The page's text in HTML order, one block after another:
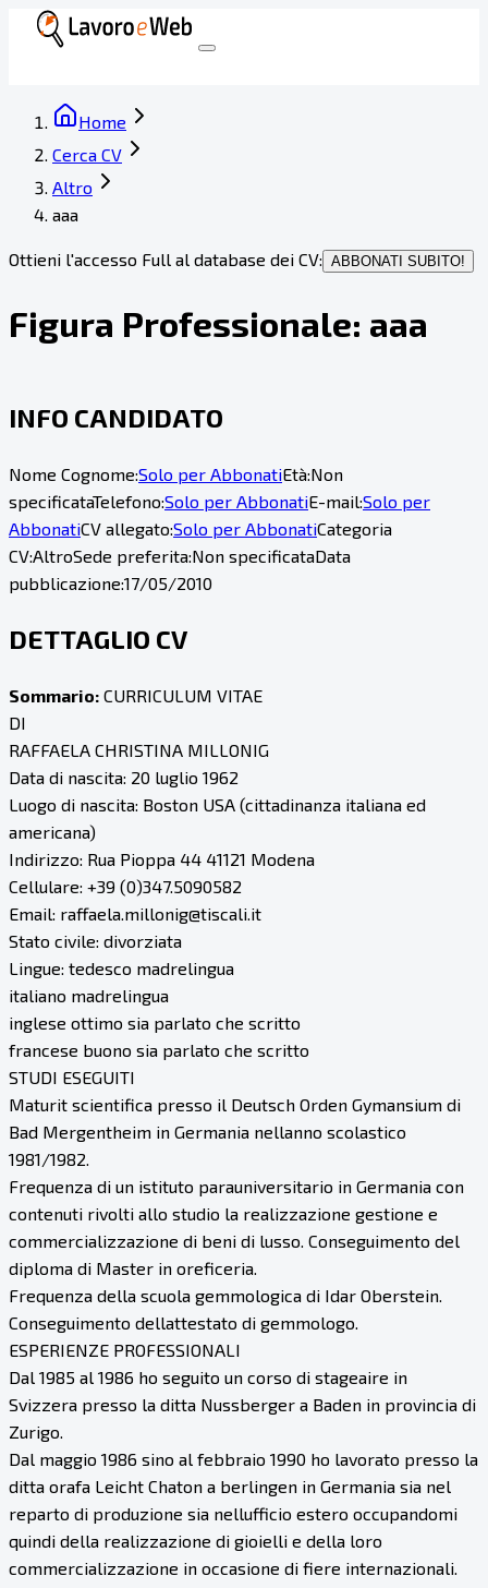
Home
Cerca CV
Altro
aaa
Ottieni l'accesso Full al database dei CV: ABBONATI SUBITO!
Figura Professionale: aaa
INFO CANDIDATO
Nome Cognome:Solo per AbbonatiEtà:Non
specificataTelefono:Solo per AbbonatiE-mail:Solo per
AbbonatiCV allegato:Solo per AbbonatiCategoria
CV:AltroSede preferita:Non specificataData
pubblicazione:17/05/2010
DETTAGLIO CV
Sommario: CURRICULUM VITAE
DI
RAFFAELA CHRISTINA MILLONIG
Data di nascita: 20 luglio 1962
Luogo di nascita: Boston USA (cittadinanza italiana ed
americana)
Indirizzo: Rua Pioppa 44 41121 Modena
Cellulare: +39 (0)347.5090582
Email: raffaela.millonig@tiscali.it
Stato civile: divorziata
Lingue: tedesco madrelingua
italiano madrelingua
inglese ottimo sia parlato che scritto
francese buono sia parlato che scritto
STUDI ESEGUITI
Maturit scientifica presso il Deutsch Orden Gymansium di
Bad Mergentheim in Germania nellanno scolastico
1981/1982.
Frequenza di un istituto parauniversitario in Germania con
contenuti rivolti allo studio la realizzazione gestione e
commercializzazione di beni di lusso. Conseguimento del
diploma di Master in oreficeria.
Frequenza della scuola gemmologica di Idar Oberstein.
Conseguimento dellattestato di gemmologo.
ESPERIENZE PROFESSIONALI
Dal 1985 al 1986 ho seguito un corso di stageaire in
Svizzera presso la ditta Nussberger a Baden in provincia di
Zurigo.
Dal maggio 1986 sino al febbraio 1990 ho lavorato presso la
ditta orafa Leicht Chaton a berlingen in Germania sia nel
reparto di produzione sia nellufficio estero occupandomi
quindi della realizzazione di gioielli e della loro
commercializzazione in occasione di fiere internazionali.